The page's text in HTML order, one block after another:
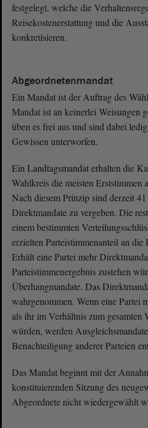
festgelegt, welche die
Reisekostenerstattung und die
konkretisieren.
Abgeordnetenmandat
Ein Mandat ist der Auftrag des
Mandat ist an keinerlei Weisungen
üben es frei aus und sind dabei
Gewissen unterworfen.
Ein Landtagsmandat erhalten die
Wahlkreis die meisten Erststimmen
Nach diesem Prinzip sind derzeit
Direktmandate zu vergeben. Die
einem bestimmten
erzielten Parteistimmenanteil an die
Erhält eine Partei mehr
Parteistimmenergebnis zustehen
Überhangmandate. Das
wahrgenommen. Wenn eine Partei
als ihr im Verhältnis zum gesamten
würden, werden
Benachteiligung anderer Parteien
Das Mandat beginnt mit der
konstituierenden Sitzung des
Abgeordnete nicht wiedergewählt